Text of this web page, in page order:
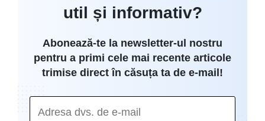
util și informativ?
Abonează-te la newsletter-ul nostru
pentru a primi cele mai recente articole
trimise direct în căsuța ta de e-mail!